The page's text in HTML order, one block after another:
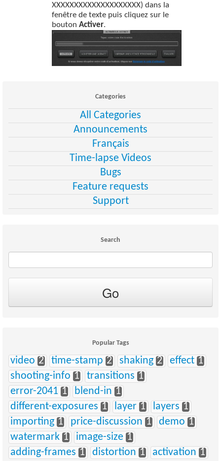
XXXXXXXXXXXXXXXXXXXX) dans la
fenêtre de texte puis cliquez sur le
bouton Activer.
Categories
All Categories
Announcements
Français
Time-lapse Videos
Bugs
Feature requests
Support
Search
Popular Tags
video 2 time-stamp 2 shaking 2 effect 1
shooting-info 1 transitions 1
error-2041 1 blend-in 1
different-exposures 1 layer 1 layers 1
importing 1 price-discussion 1 demo 1
watermark 1 image-size 1
adding-frames 1 distortion 1 activation 1